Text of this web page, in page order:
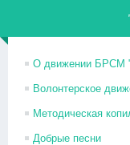
О движении БРСМ
Волонтерское
Методическая
Добрые песни